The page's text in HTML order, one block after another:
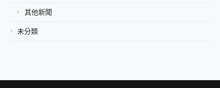
其他新聞
未分類